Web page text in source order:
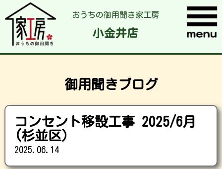
おうちの御用聞き家工房
小金井店
御用聞きブログ
コンセント移設工事 2025/6月
(杉並区）
2025.06.14